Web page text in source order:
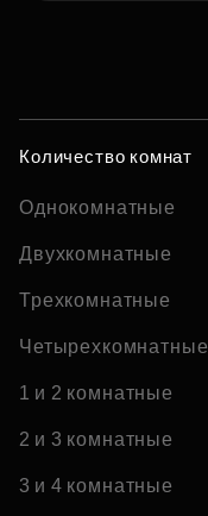
Количество комнат
Однокомнатные
Двухкомнатные
Трехкомнатные
Четырехкомнатные
1 и 2 комнатные
2 и 3 комнатные
3 и 4 комнатные